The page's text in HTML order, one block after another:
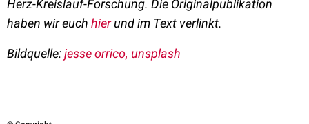
Herz-Kreislauf-Forschung. Die Originalpublikation
haben wir euch hierund im Text verlinkt.
Bildquelle:jesse orrico, unsplash